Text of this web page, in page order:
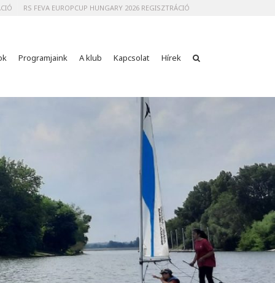
RS FEVA EUROPCUP HUNGARY 2026 REGISZTRÁCIÓ
Programjaink A klub Kapcsolat Hírek